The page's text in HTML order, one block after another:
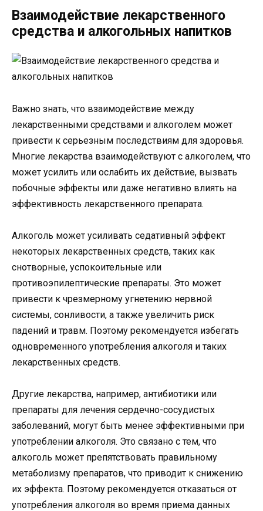
Взаимодействие лекарственного
средства и алкогольных напитков
Важно знать, что взаимодействие между
лекарственными средствами и алкоголем может
привести к серьезным последствиям для здоровья.
Многие лекарства взаимодействуют с алкоголем, что
может усилить или ослабить их действие, вызвать
побочные эффекты или даже негативно влиять на
эффективность лекарственного препарата.
Алкоголь может усиливать седативный эффект
некоторых лекарственных средств, таких как
снотворные, успокоительные или
противоэпилептические препараты. Это может
привести к чрезмерному угнетению нервной
системы, сонливости, а также увеличить риск
падений и травм. Поэтому рекомендуется избегать
одновременного употребления алкоголя и таких
лекарственных средств.
Другие лекарства, например, антибиотики или
препараты для лечения сердечно-сосудистых
заболеваний, могут быть менее эффективными при
употреблении алкоголя. Это связано с тем, что
алкоголь может препятствовать правильному
метаболизму препаратов, что приводит к снижению
их эффекта. Поэтому рекомендуется отказаться от
употребления алкоголя во время приема данных